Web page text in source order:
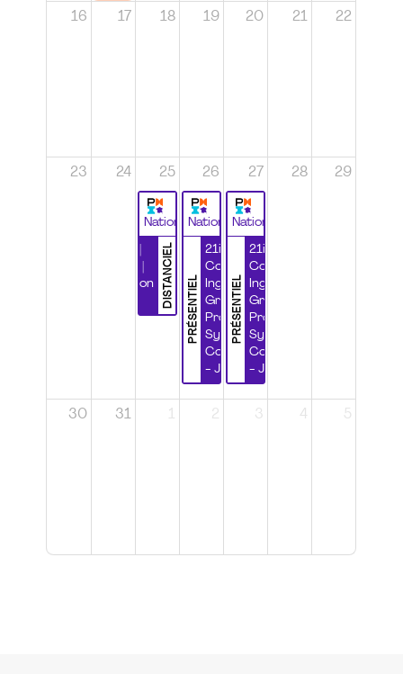
16 17 18 19 20 21 22
23 24 25
National
DISTANCIEL
Certification
26
National
PRÉSENTIEL
21ième
Congrès
Ingénierie
Grands
Projets et
Systèmes
Complexes
- Jour 1
27
National
PRÉSENTIEL
21ième
Congrès
Ingénierie
Grands
Projets et
Systèmes
Complexes
- Jour 2
28 29
30 31 1 2 3 4 5